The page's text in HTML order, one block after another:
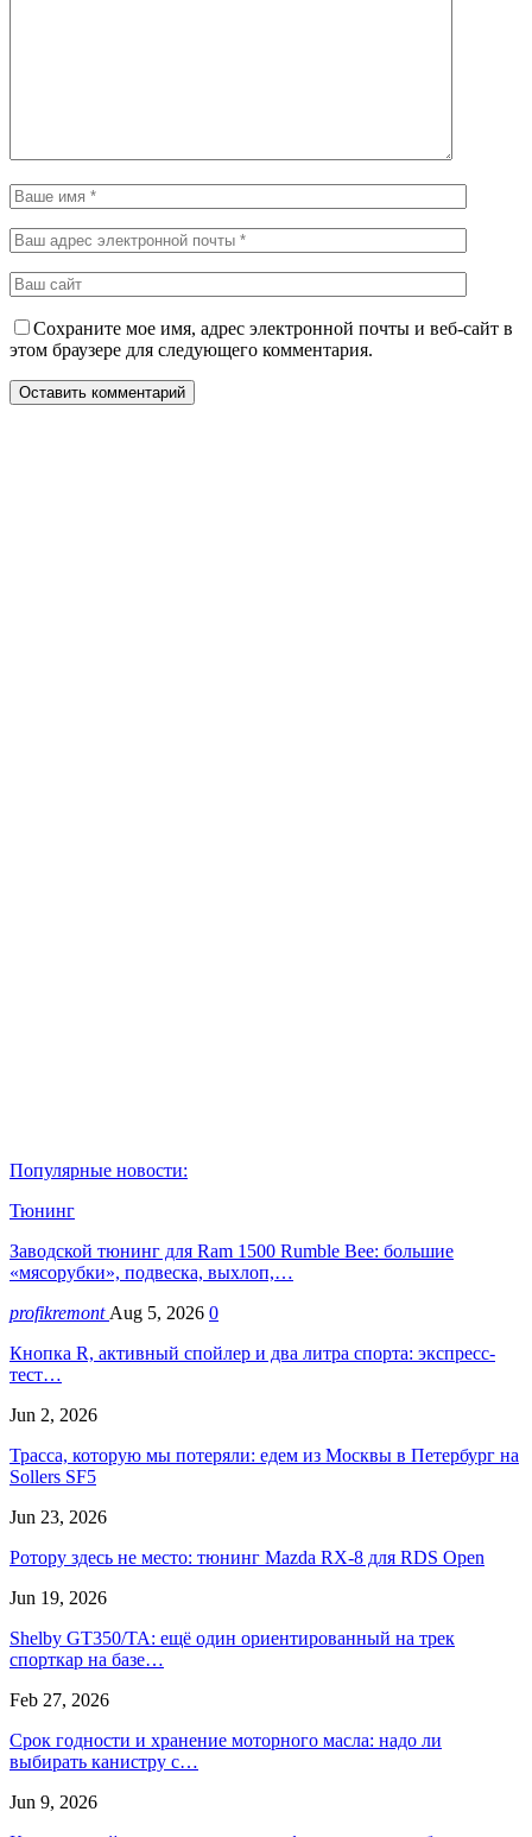
Сохраните мое имя, адрес электронной почты и веб-сайт в
этом браузере для следующего комментария.
Популярные новости:
Тюнинг
Заводской тюнинг для Ram 1500 Rumble Bee: большие
«мясорубки», подвеска, выхлоп,…
profikremont Aug 5, 2026 0
Кнопка R, активный спойлер и два литра спорта: экспресс-
тест…
Jun 2, 2026
Трасса, которую мы потеряли: едем из Москвы в Петербург на
Sollers SF5
Jun 23, 2026
Ротору здесь не место: тюнинг Mazda RX-8 для RDS Open
Jun 19, 2026
Shelby GT350/TA: ещё один ориентированный на трек
спорткар на базе…
Feb 27, 2026
Срок годности и хранение моторного масла: надо ли
выбирать канистру с…
Jun 9, 2026